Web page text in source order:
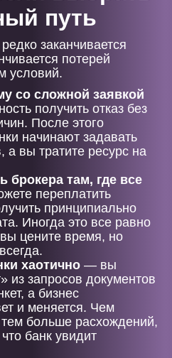
путь
заканчивается
потерей
условий.
со сложной заявкой
получить отказ без
После этого
начинают задавать
а вы тратите ресурс на
брокера там, где все
переплатить
принципиально
Иногда это все равно
цените время, но
хаотично — вы
из запросов документов
а бизнес
и меняется. Чем
больше расхождений,
банк увидит